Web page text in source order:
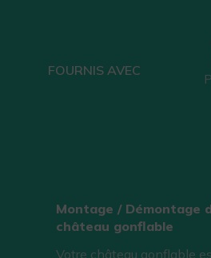
FOURNIS AVEC
Montage / Démontage
château gonflable
Votre château gonflable